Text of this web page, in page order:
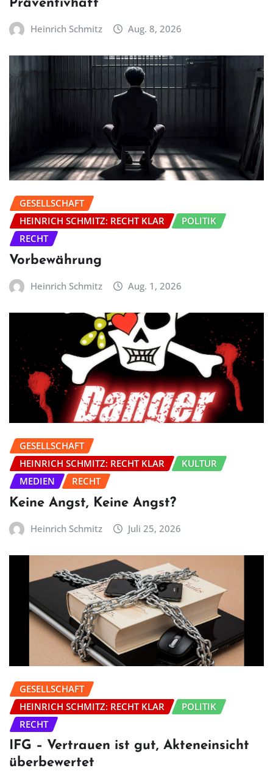
Präventivhaft
Heinrich Schmitz Aug. 8, 2026
GESELLSCHAFT
HEINRICH SCHMITZ: RECHT KLAR
POLITIK
RECHT
Vorbewährung
Heinrich Schmitz Aug. 1, 2026
GESELLSCHAFT
HEINRICH SCHMITZ: RECHT KLAR
KULTUR
MEDIEN
RECHT
Keine Angst, Keine Angst?
Heinrich Schmitz Juli 25, 2026
GESELLSCHAFT
HEINRICH SCHMITZ: RECHT KLAR
POLITIK
RECHT
IFG – Vertrauen ist gut, Akteneinsicht
überbewertet